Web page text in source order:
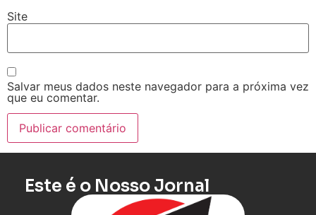
Site
Salvar meus dados neste navegador para a próxima vez
que eu comentar.
Este é o Nosso Jornal